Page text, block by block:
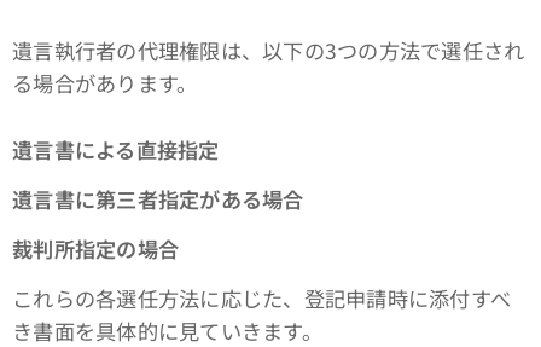
遺言執行者の代理権限は、以下の3つの方法で選任され
る場合があります。
遺言書による直接指定
遺言書に第三者指定がある場合
裁判所指定の場合
これらの各選任方法に応じた、登記申請時に添付すべ
き書面を具体的に見ていきます。